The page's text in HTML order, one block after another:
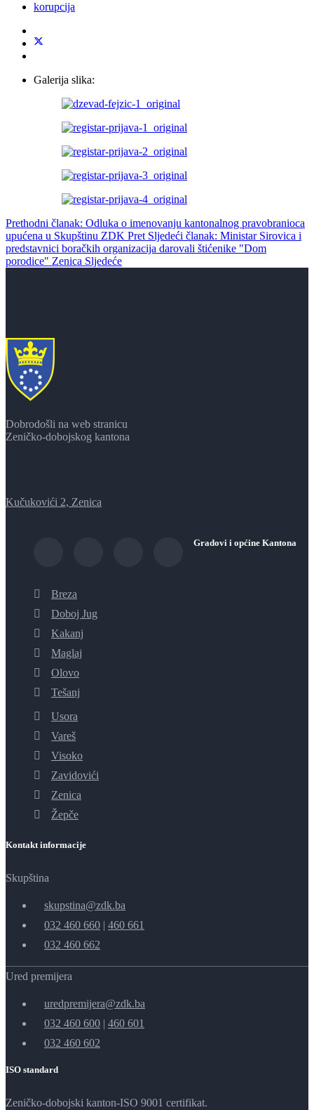
korupcija
Galerija slika:
Prethodni članak: Odluka o imenovanju kantonalnog pravobranioca
upućena u Skupštinu ZDK Pret Sljedeći članak: Ministar Sirovica i
predstavnici boračkih organizacija darovali štićenike "Dom
porodice" Zenica Sljedeće
Dobrodošli na web stranicu
Zeničko-dobojskog kantona
Kučukovići 2, Zenica
Gradovi i općine Kantona
Breza
Doboj Jug
Kakanj
Maglaj
Olovo
Tešanj
Usora
Vareš
Visoko
Zavidovići
Zenica
Žepče
Kontakt informacije
Skupština
skupstina@zdk.ba
032 460 660 | 460 661
032 460 662
Ured premijera
uredpremijera@zdk.ba
032 460 600 | 460 601
032 460 602
ISO standard
Zeničko-dobojski kanton-ISO 9001 certifikat.